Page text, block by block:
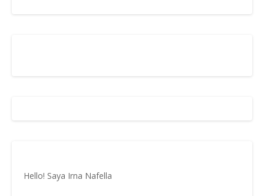
Hello! Saya Irna Nafella